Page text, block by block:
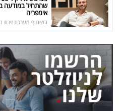
שהתחיל במודעה
אימפריה
בשיתוף מערכת זירת